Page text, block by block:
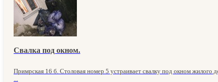
Свалка под окном.
Примрская 16 б. Столовая номер 5 устраивает свалку под окном жилого